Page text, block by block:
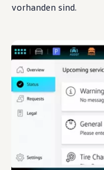
vorhanden sind.